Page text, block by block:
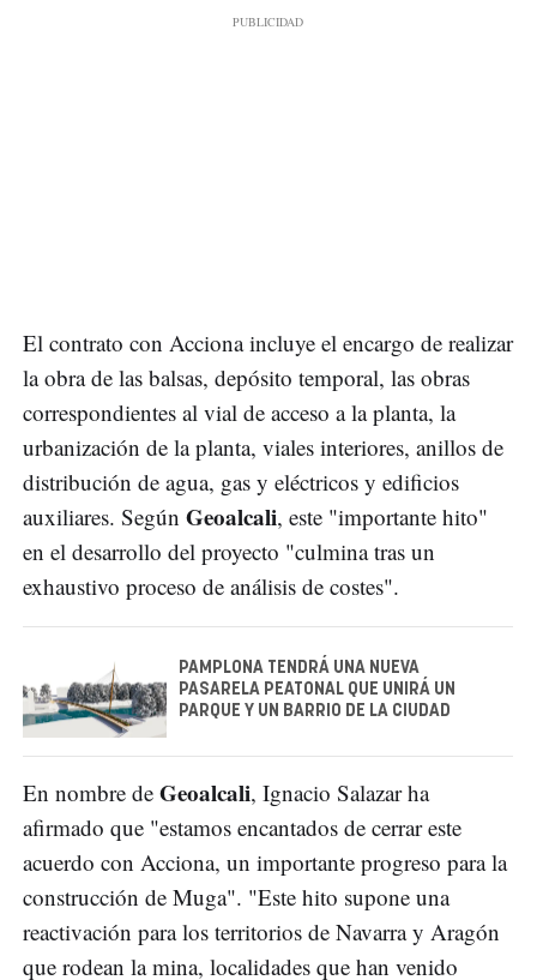
El contrato con Acciona incluye el encargo de realizar
la obra de las balsas, depósito temporal, las obras
correspondientes al vial de acceso a la planta, la
urbanización de la planta, viales interiores, anillos de
distribución de agua, gas y eléctricos y edificios
auxiliares. Según Geoalcali, este "importante hito"
en el desarrollo del proyecto "culmina tras un
exhaustivo proceso de análisis de costes".
PAMPLONA TENDRÁ UNA NUEVA
PASARELA PEATONAL QUE UNIRÁ UN
PARQUE Y UN BARRIO DE LA CIUDAD
En nombre de Geoalcali, Ignacio Salazar ha
afirmado que "estamos encantados de cerrar este
acuerdo con Acciona, un importante progreso para la
construcción de Muga". "Este hito supone una
reactivación para los territorios de Navarra y Aragón
que rodean la mina, localidades que han venido